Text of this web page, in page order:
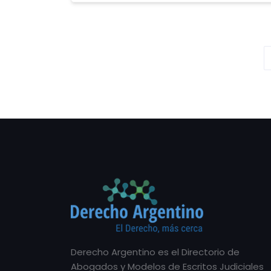
Derecho Argentino es el Directorio de
Abogados y Modelos de Escritos Judiciales